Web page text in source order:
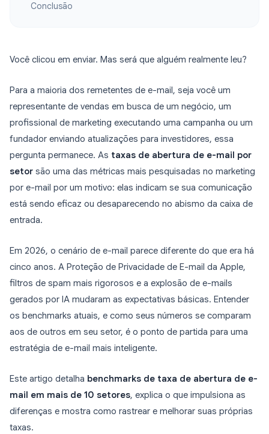
Conclusão
Você clicou em enviar. Mas será que alguém realmente leu?
Para a maioria dos remetentes de e-mail, seja você um
representante de vendas em busca de um negócio, um
profissional de marketing executando uma campanha ou um
fundador enviando atualizações para investidores, essa
pergunta permanece. As taxas de abertura de e-mail por
setor são uma das métricas mais pesquisadas no marketing
por e-mail por um motivo: elas indicam se sua comunicação
está sendo eficaz ou desaparecendo no abismo da caixa de
entrada.
Em 2026, o cenário de e-mail parece diferente do que era há
cinco anos. A Proteção de Privacidade de E-mail da Apple,
filtros de spam mais rigorosos e a explosão de e-mails
gerados por IA mudaram as expectativas básicas. Entender
os benchmarks atuais, e como seus números se comparam
aos de outros em seu setor, é o ponto de partida para uma
estratégia de e-mail mais inteligente.
Este artigo detalha benchmarks de taxa de abertura de e-
mail em mais de 10 setores, explica o que impulsiona as
diferenças e mostra como rastrear e melhorar suas próprias
taxas.